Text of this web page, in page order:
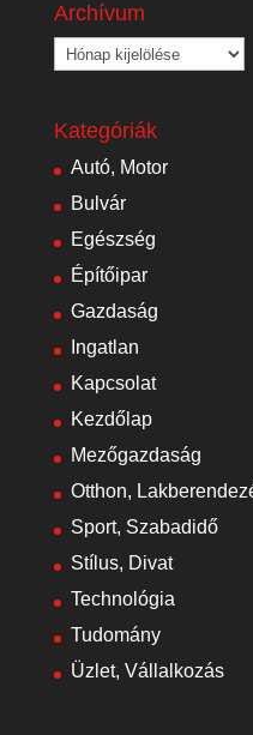
Archívum
Archívum
Kategóriák
Autó, Motor
Bulvár
Egészség
Építőipar
Gazdaság
Ingatlan
Kapcsolat
Kezdőlap
Mezőgazdaság
Otthon,
Sport, Szabadidő
Stílus, Divat
Technológia
Tudomány
Üzlet, Vállalkozás